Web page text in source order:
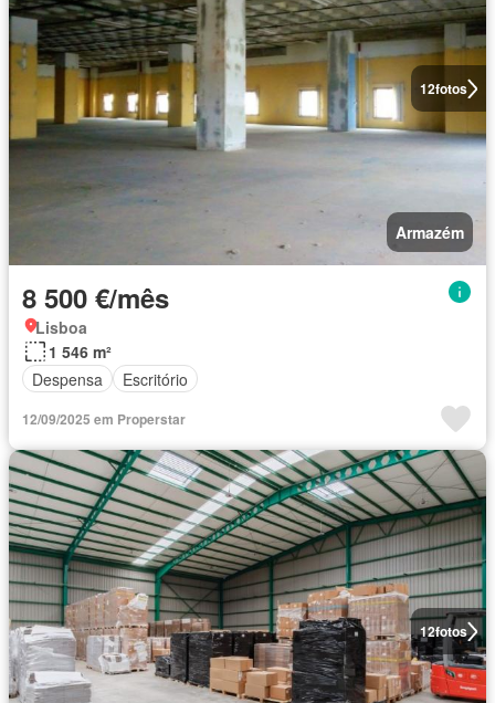
12fotos
Armazém
8 500 €/mês
Lisboa
1 546 m²
Despensa
Escritório
12/09/2025 em Properstar
12fotos